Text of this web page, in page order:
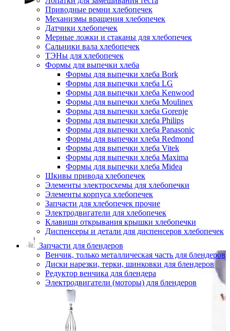
Приводные ремни хлебопечек
Механизмы вращения хлебопечек
Датчики хлебопечек
Мерные ложки и стаканы для хлебопечек
Сальники вала хлебопечек
ТЭНы для хлебопечек
Формы для выпечки хлеба
Формы для выпечки хлеба Bork
Формы для выпечки хлеба LG
Формы для выпечки хлеба Kenwood
Формы для выпечки хлеба Moulinex
Формы для выпечки хлеба Gorenje
Формы для выпечки хлеба Philips
Формы для выпечки хлеба Panasonic
Формы для выпечки хлеба Redmond
Формы для выпечки хлеба Vitek
Формы для выпечки хлеба Maxima
Формы для выпечки хлеба Midea
Шкивы привода хлебопечек
Элементы электросхемы для хлебопечки
Элементы корпуса хлебопечек
Запчасти для хлебопечек прочие
Электродвигатели для хлебопечек
Клавиши открывания крышки хлебопечки
Диспенсеры и детали для диспенсеров хлебопечек
Запчасти для блендеров
Венчик, только металлическая часть для блендеров
Диски нарезки, терки, шинковки для блендеров
Редуктор венчика для блендера
Электродвигатели (моторы) для блендеров